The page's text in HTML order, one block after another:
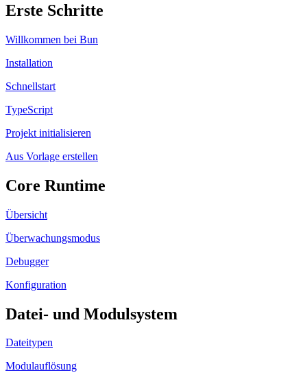
Erste Schritte
Willkommen bei Bun
Installation
Schnellstart
TypeScript
Projekt initialisieren
Aus Vorlage erstellen
Core Runtime
Übersicht
Überwachungsmodus
Debugger
Konfiguration
Datei- und Modulsystem
Dateitypen
Modulauflösung